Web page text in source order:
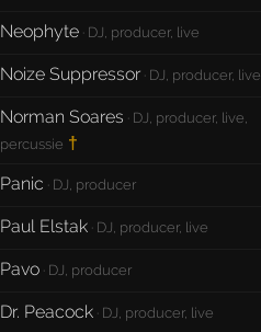
Neophyte · DJ, producer, live
Noize Suppressor · DJ, producer, live
Norman Soares · DJ, producer, live,
percussie †
Panic · DJ, producer
Paul Elstak · DJ, producer, live
Pavo · DJ, producer
Dr. Peacock · DJ, producer, live